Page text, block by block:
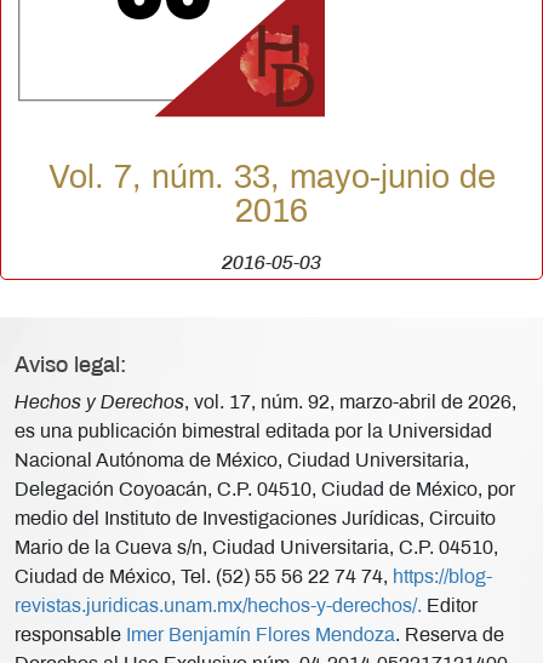
Vol. 7, núm. 33, mayo-junio de
2016
2016-05-03
Aviso legal:
Hechos y Derechos, vol. 17, núm. 92, marzo-abril de 2026,
es una publicación bimestral editada por la Universidad
Nacional Autónoma de México, Ciudad Universitaria,
Delegación Coyoacán, C.P. 04510, Ciudad de México, por
medio del Instituto de Investigaciones Jurídicas, Circuito
Mario de la Cueva s/n, Ciudad Universitaria, C.P. 04510,
Ciudad de México, Tel. (52) 55 56 22 74 74, https://blog-
revistas.juridicas.unam.mx/hechos-y-derechos/. Editor
responsable Imer Benjamín Flores Mendoza. Reserva de